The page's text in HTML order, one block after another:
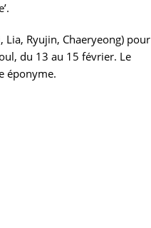
Lia, Ryujin, Chaeryeong) pour
du 13 au 15 février. Le
éponyme.